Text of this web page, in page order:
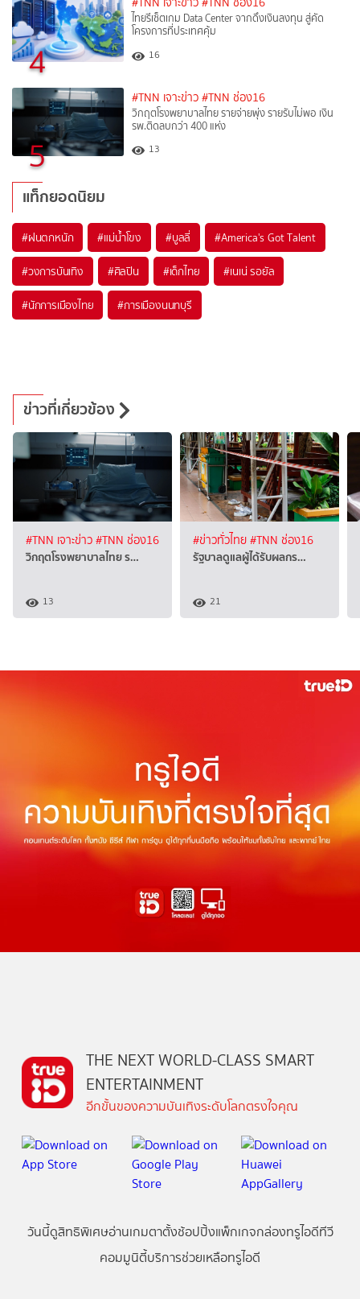
4
ไทยรีเซ็ตเกม Data Center จากดึงเงินลงทุน สู่คัด
โครงการที่ประเทศคุ้ม
16
5
#TNN เจาะข่าว #TNN ช่อง16
วิกฤตโรงพยาบาลไทย รายจ่ายพุ่ง รายรับไม่พอ เงิน
รพ.ติดลบกว่า 400 แห่ง
13
แท็กยอดนิยม
#ฝนตกหนัก #แม่น้ำโขง #บูลลี่ #America's Got Talent
#วงการบันเทิง #ศิลปิน #เด็กไทย #เนเน่ รอยัล
#นักการเมืองไทย #การเมืองนนทบุรี
ข่าวที่เกี่ยวข้อง
#TNN เจาะข่าว#TNN ช่อง16
วิกฤตโรงพยาบาลไทย ร…
13
#ข่าวทั่วไทย#TNN ช่อง16
รัฐบาลดูแลผู้ได้รับผลกร…
21
THE NEXT WORLD-CLASS SMART
ENTERTAINMENT
อีกขั้นของความบันเทิงระดับโลกตรงใจคุณ
วันนี้ดูสิทธิพิเศษอ่านเกมตาตั้งช้อปปิ้งแพ็กเกจกล่องทรูไอดีทีวี
คอมมูนิตี้บริการช่วยเหลือทรูไอดี